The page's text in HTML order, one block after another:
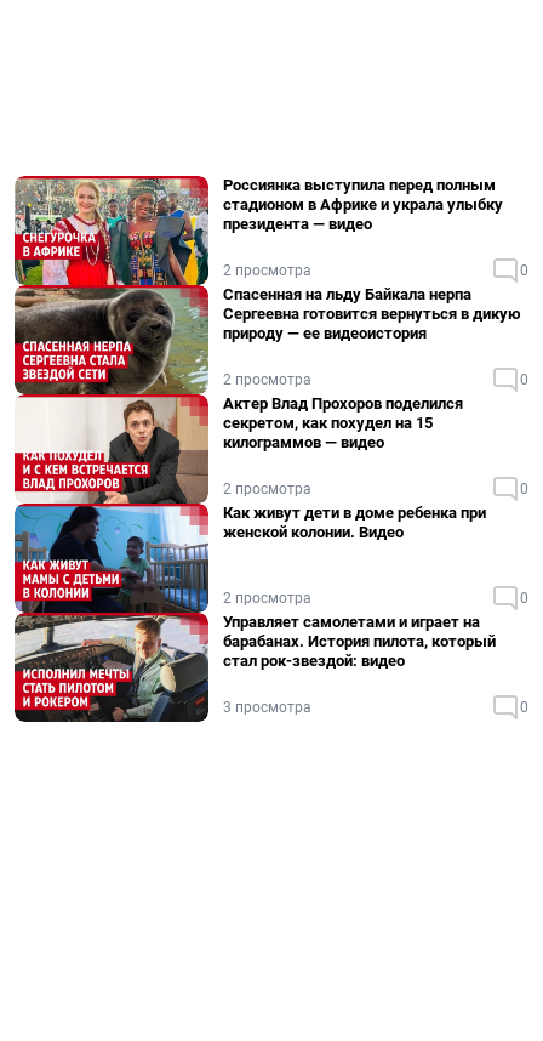
Россиянка выступила перед полным
стадионом в Африке и украла улыбку
президента — видео
2 просмотра 0
Спасенная на льду Байкала нерпа
Сергеевна готовится вернуться в дикую
природу — ее видеоистория
2 просмотра 0
Актер Влад Прохоров поделился
секретом, как похудел на 15
килограммов — видео
2 просмотра 0
Как живут дети в доме ребенка при
женской колонии. Видео
2 просмотра 0
Управляет самолетами и играет на
барабанах. История пилота, который
стал рок-звездой: видео
3 просмотра 0